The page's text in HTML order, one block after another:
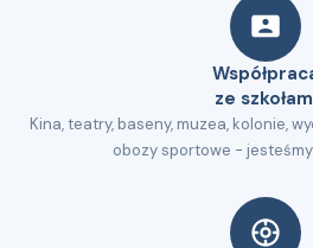
ze
Kina, teatry, baseny, muzea, kolonie,
obozy sportowe -